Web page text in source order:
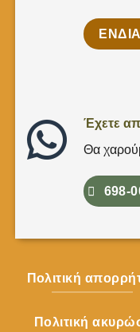
Έχετε
Θα
698-
Πολιτική
Πολιτική